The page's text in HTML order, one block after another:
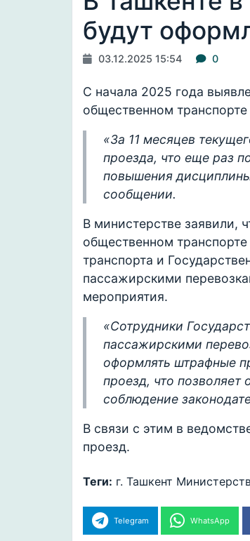
будут
03.12.2025 15:54 0
С начала 2025 года
общественном
«За 11 месяцев
проезда, что еще раз
повышения
сообщении.
В министерстве заявили,
общественном
транспорта и
пассажирскими
мероприятия.
«Сотрудники
пассажирскими
оформлять штрафные
проезд, что позволяет
соблюдение
В связи с этим в
проезд.
Теги: г. Ташкент
Telegram WhatsApp